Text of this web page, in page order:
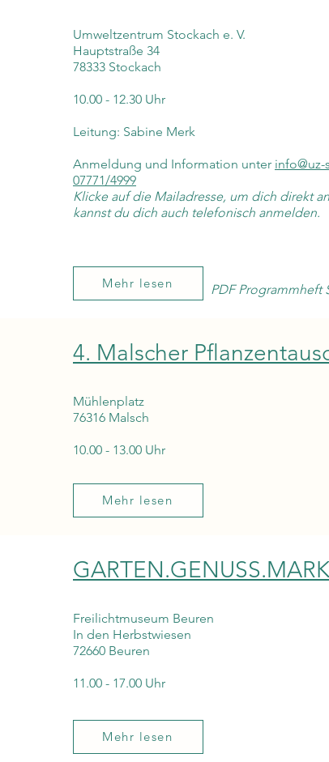
Umweltzentrum Stockach e. V.
Hauptstraße 34
78333 Stockach
10.00 - 12.30 Uhr
Leitung: Sabine Merk
Anmeldung und Information unter
07771/4999
Klicke auf die Mailadresse, um dich direkt
kannst du dich auch telefonisch anmelden.
Mehr lesen PDF Programmheft
4. Malscher
Mühlenplatz
76316 Malsch
10.00 - 13.00 Uhr
Mehr lesen
Freilichtmuseum Beuren
In den Herbstwiesen
72660 Beuren
11.00 - 17.00 Uhr
Mehr lesen